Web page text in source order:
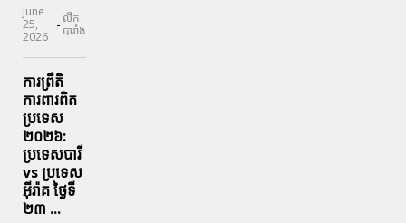
June
25,
2026
- លីក
បារាំង
ការព្រឹតិ
ការពារ​ពិត
ប្រទេស
២០២៦:
ប្រទេសបារី
vs ប្រទេស
អ៊ីរ៉ាគ ថ្ងៃទី​
២៣ ...